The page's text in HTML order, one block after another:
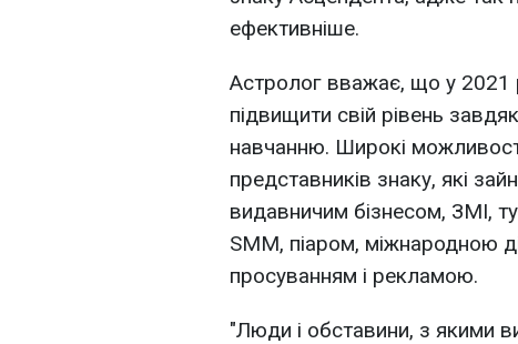
ефективніше.
Астролог вважає, що у 2021
підвищити свій рівень
навчанню. Широкі
представників знаку, які
видавничим бізнесом, ЗМІ,
SMM, піаром, міжнародною
просуванням і рекламою.
"Люди і обставини, з якими